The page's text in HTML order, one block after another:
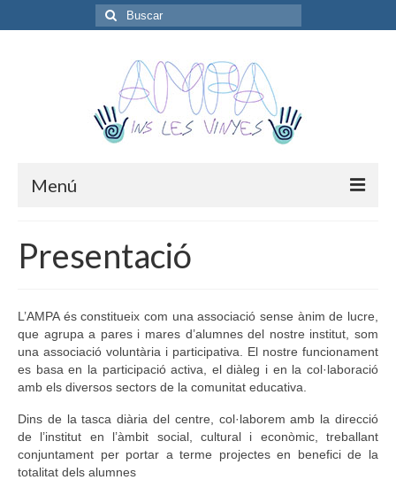
Buscar
por:
Menú
Junta Directiva
Extraescolars
Activitats
Calendari
Fotos i Vídeos
Presentació
L’AMPA és constitueix com una associació sense ànim de lucre,
que agrupa a pares i mares d’alumnes del nostre institut, som
una associació voluntària i participativa. El nostre funcionament
es basa en la participació activa, el diàleg i en la col·laboració
amb els diversos sectors de la comunitat educativa.
Dins de la tasca diària del centre, col·laborem amb la direcció
de l’institut en l’àmbit social, cultural i econòmic, treballant
conjuntament per portar a terme projectes en benefici de la
totalitat dels alumnes